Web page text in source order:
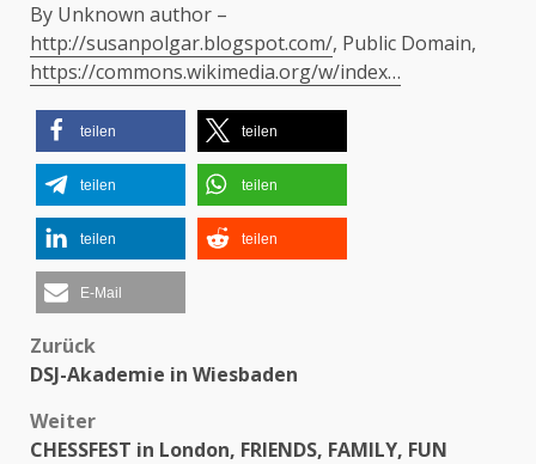
By Unknown author –
http://susanpolgar.blogspot.com/, Public Domain,
https://commons.wikimedia.org/w/index…
teilen teilen
teilen teilen
teilen teilen
E-Mail
Beitragsnavigation
Zurück
DSJ-Akademie in Wiesbaden
Weiter
CHESSFEST in London, FRIENDS, FAMILY, FUN